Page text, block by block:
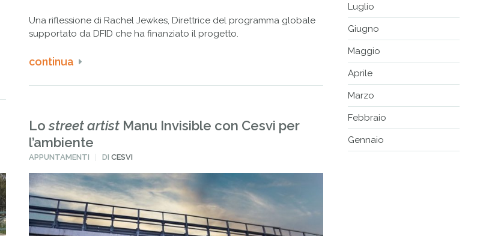
Una riflessione di Rachel Jewkes, Direttrice del programma globale
supportato da DFID che ha finanziato il progetto.
continua
Lostreet artist Manu Invisible con Cesvi per
l’ambiente
PUBBLICATO
APPUNTAMENTI DICESVI
Luglio
Giugno
Maggio
Aprile
Marzo
Febbraio
Gennaio